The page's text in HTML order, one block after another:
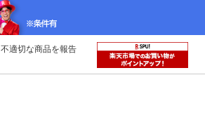
不適切な商品を報告